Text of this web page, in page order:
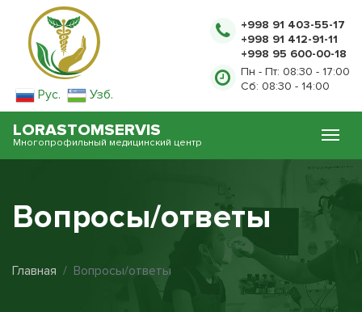
Рус. Узб.
+998 91 403-55-17
+998 91 412-91-11
+998 95 600-00-18
Пн - Пт: 08:30 - 17:00
Сб: 08:30 - 14:00
LORASTOMSERVIS
Многопрофильный медицинский центр
Вопросы/ответы
Главная Вопросы/ответы